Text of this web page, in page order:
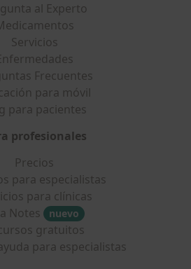
al Experto
Servicios
Frecuentes
para móvil
para pacientes
profesionales
Precios
para especialistas
para clínicas
Notes
nuevo
gratuitos
para especialistas